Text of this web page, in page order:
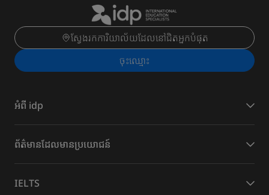
ស្វែងរកការិយាល័យដែលនៅជិតអ្នកបំផុត
ចុះ​ឈ្មោះ
អំពី idp
​ព័ត៌មានដែល​មានប្រយោជន៍
IELTS